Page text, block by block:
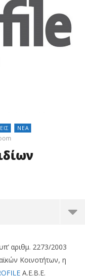
ΝΈΑ
αριθμ. 2273/2003
Κοινοτήτων, η
Α.Ε.Β.Ε.